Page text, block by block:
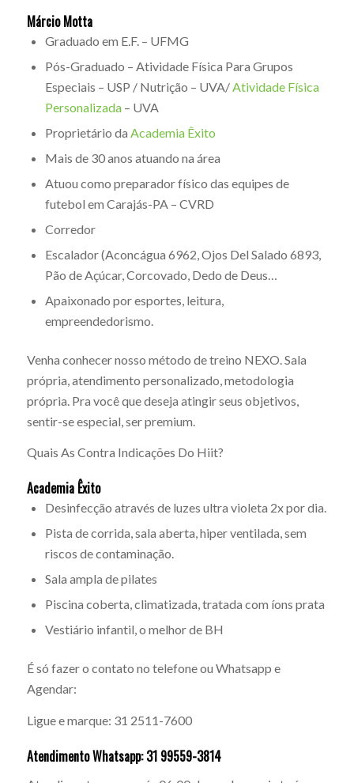
Márcio Motta
Graduado em E.F. – UFMG
Pós-Graduado – Atividade Física Para Grupos
Especiais – USP / Nutrição – UVA/ Atividade Física
Personalizada– UVA
Proprietário da Academia Êxito
Mais de 30 anos atuando na área
Atuou como preparador físico das equipes de
futebol em Carajás-PA – CVRD
Corredor
Escalador (Aconcágua 6962, Ojos Del Salado 6893,
Pão de Açúcar, Corcovado, Dedo de Deus…
Apaixonado por esportes, leitura,
empreendedorismo.
Venha conhecer nosso método de treino NEXO. Sala
própria, atendimento personalizado, metodologia
própria. Pra você que deseja atingir seus objetivos,
sentir-se especial, ser premium.
Quais As Contra Indicações Do Hiit?
Academia Êxito
Desinfecção através de luzes ultra violeta 2x por dia.
Pista de corrida, sala aberta, hiper ventilada, sem
riscos de contaminação.
Sala ampla de pilates
Piscina coberta, climatizada, tratada com íons prata
Vestiário infantil, o melhor de BH
É só fazer o contato no telefone ou Whatsapp e
Agendar:
Ligue e marque: 31 2511-7600
Atendimento Whatsapp: 31 99559-3814